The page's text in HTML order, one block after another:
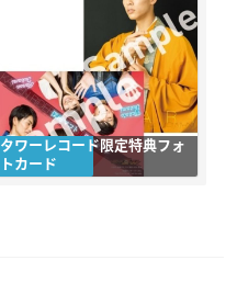
タワーレコード限定特典フォ
トカード